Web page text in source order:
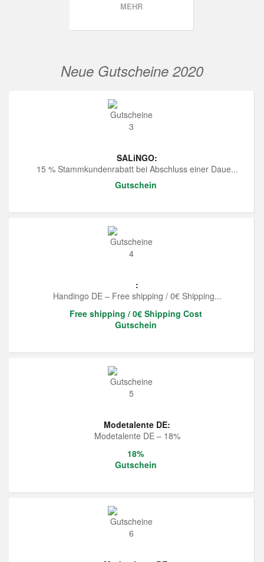
MEHR
Neue Gutscheine 2020
SALiNGO:
15 % Stammkundenrabatt bei Abschluss einer Daue...
Gutschein
:
Handingo DE – Free shipping / 0€ Shipping...
Free shipping / 0€ Shipping Cost
Gutschein
Modetalente DE:
Modetalente DE – 18%
18%
Gutschein